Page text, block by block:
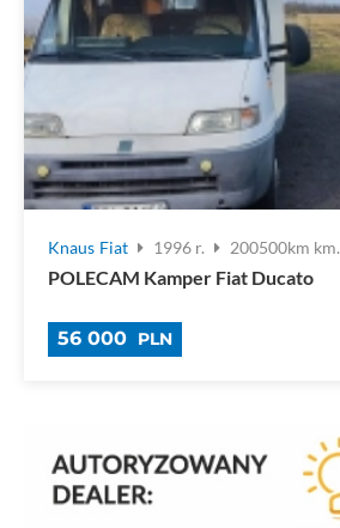
Knaus Fiat 1996 r. 200500km km.
POLECAM Kamper Fiat Ducato
56 000 PLN